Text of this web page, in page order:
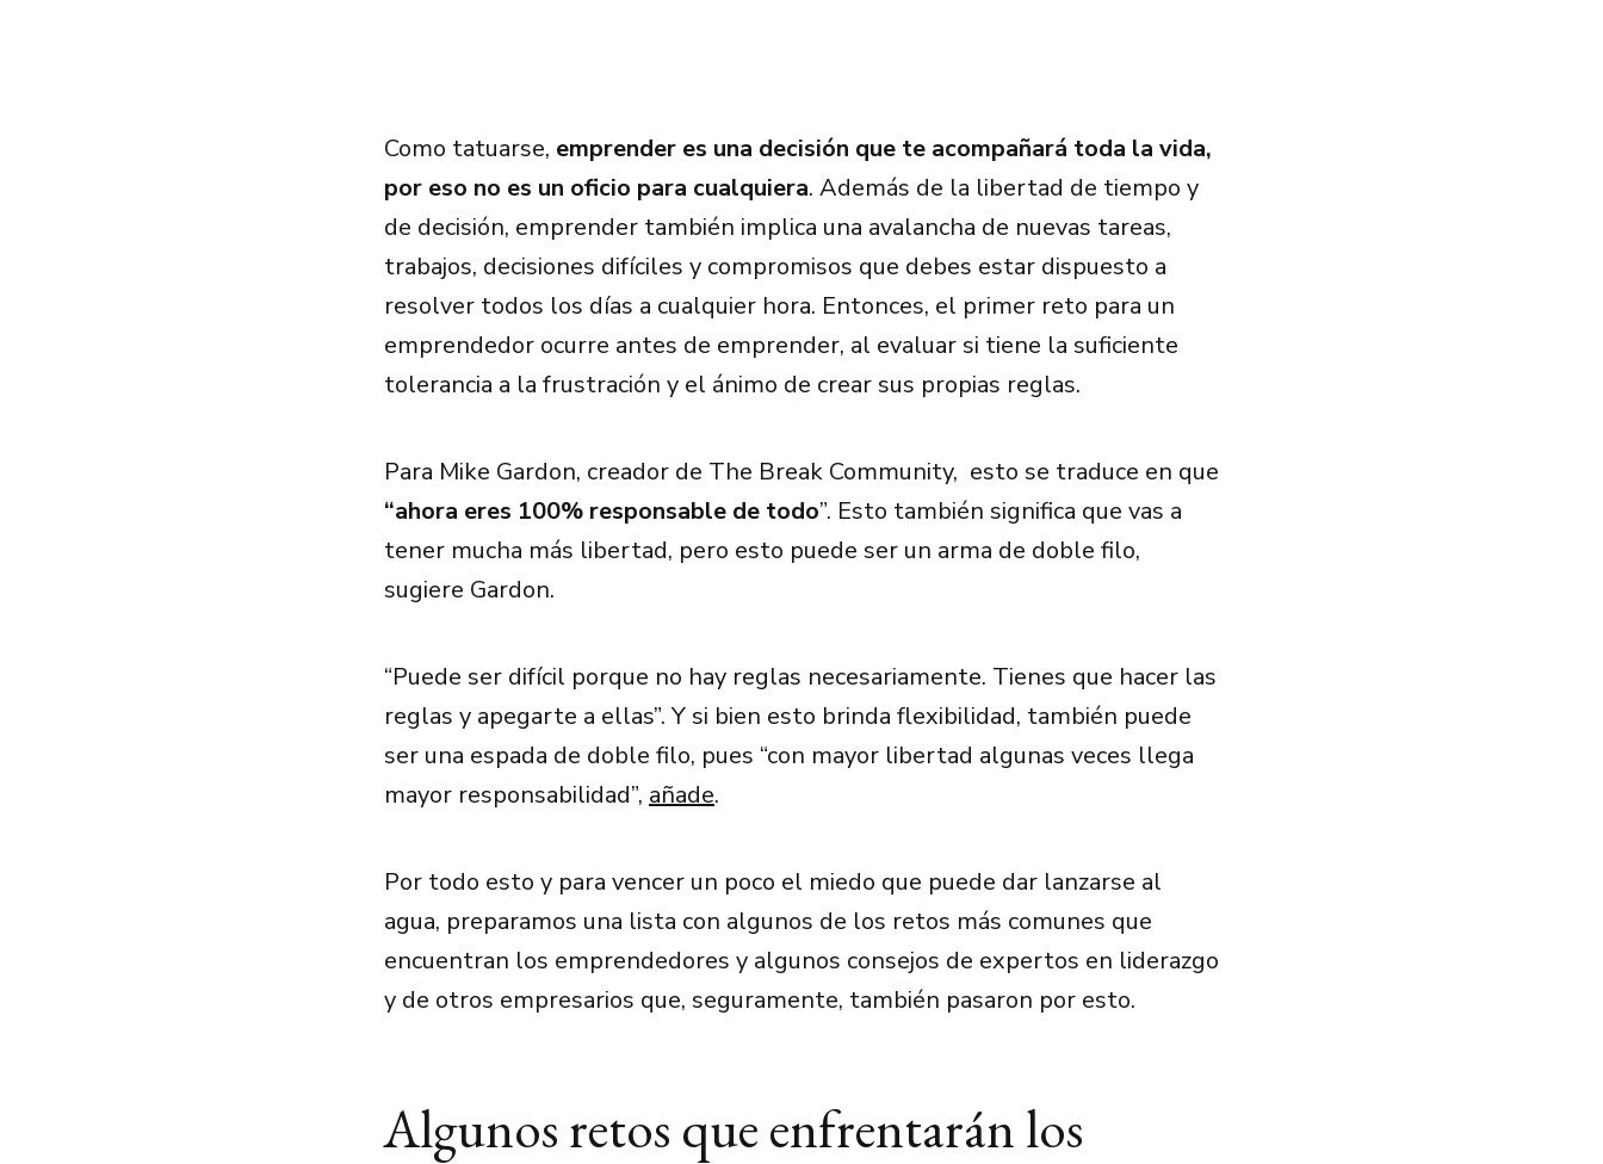
Como tatuarse, emprender es una decisión que te acompañará toda la vida,
por eso no es un oficio para cualquiera. Además de la libertad de tiempo y
de decisión, emprender también implica una avalancha de nuevas tareas,
trabajos, decisiones difíciles y compromisos que debes estar dispuesto a
resolver todos los días a cualquier hora. Entonces, el primer reto para un
emprendedor ocurre antes de emprender, al evaluar si tiene la suficiente
tolerancia a la frustración y el ánimo de crear sus propias reglas.
Para Mike Gardon, creador de The Break Community, esto se traduce en que
“ahora eres 100% responsable de todo”. Esto también significa que vas a
tener mucha más libertad, pero esto puede ser un arma de doble filo,
sugiere Gardon.
“Puede ser difícil porque no hay reglas necesariamente. Tienes que hacer las
reglas y apegarte a ellas”. Y si bien esto brinda flexibilidad, también puede
ser una espada de doble filo, pues “con mayor libertad algunas veces llega
mayor responsabilidad”, añade.
Por todo esto y para vencer un poco el miedo que puede dar lanzarse al
agua, preparamos una lista con algunos de los retos más comunes que
encuentran los emprendedores y algunos consejos de expertos en liderazgo
y de otros empresarios que, seguramente, también pasaron por esto.
Algunos retos que enfrentarán los